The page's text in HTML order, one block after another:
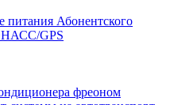
питания Абонентского
GPS
фреоном